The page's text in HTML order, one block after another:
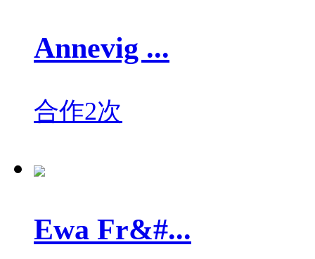
Annevig ...
合作2次
Ewa Fr&#...